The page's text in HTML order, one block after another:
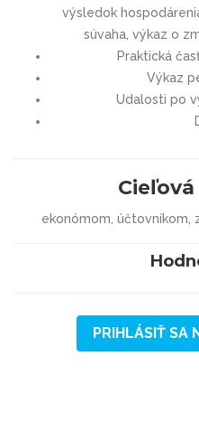
výsledok
súvaha, výkaz o
Praktická
Výkaz
Udalosti po
ekonómom, účtovníkom,
PRIHLÁSIŤ SA